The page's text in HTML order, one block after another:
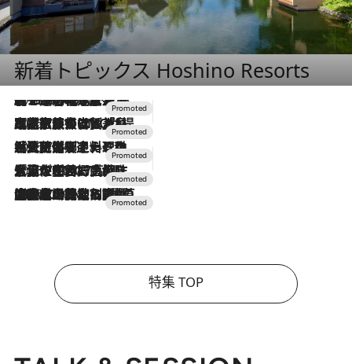
新着トピックス Hoshino Resorts
2026.8.7
【トンボの足水浴】ヒノキの香りに包まれて涼感マックス！約13℃の湧水かけ流しを避暑地「星野温泉 トンボの湯」で体験
2026.7.31
【ホテル帰省】という選択肢をOMOが提案。家族とほどよい距離を保つには「昼は実家、夜は気兼ねなくホテルで！」
2026.7.24
【夏限定ディナーコース】旬を迎える稚鮎や花ズッキーニなどをイタリア・トスカーナの郷土料理の手法で満喫！
2026.7.17
「土佐和ハーブかき氷」がOMO7高知に登場！生姜、山椒、大葉など目にも舌にも涼を呼ぶ郷土の味
2026.7.10
NEW OPEN！【界 草津】名湯の地に誕生。趣の異なる2種の温泉と上州ならではの会席・蕎麦割烹など美食を味わう究極の癒やし旅
特集 TOP